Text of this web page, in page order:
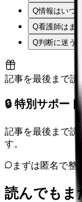
Q情報はいつ
Q看護師はま
Q判断に迷う
記事を最後まで読
🔒 特別サポー
記事を最後まで読
す。
まずは匿名で整理
読んでもま